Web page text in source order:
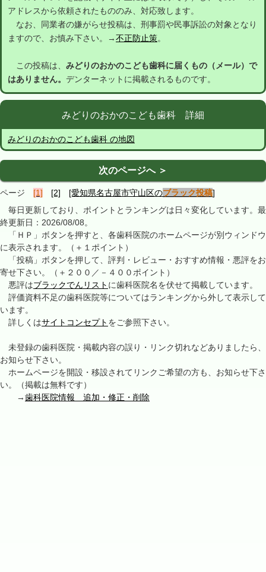
アドレスから依頼されたもののみ、対応致します。
なお、同業者の嫌がらせ投稿は、刑事罰や民事訴訟の対象となり
ますので、お慎み下さい。→不正防止策。
この投稿は、 みどりのおかのこども歯科に届くもの（メール）で
はありません。 デンターネットに掲載されるものです。
みどりのおかのこども歯科 詳細
みどりのおかのこども歯科 の地図
次のページへ ＞
ページ [1] [2] [愛知県名古屋市守山区のブラック投稿]
毎日更新しており、ポイントとランキングは日々変化しています。最
終更新日：2026/08/08。
「ＨＰ」ボタンを押すと、各歯科医院のホームページが別ウィンドウ
に表示されます。（＋１ポイント）
「投稿」ボタンを押して、評判・レビュー・おすすめ情報・悪評をお
寄せ下さい。（＋２００／－４００ポイント）
悪評はブラックでんリスト に歯科医院名を伏せて掲載しています。
評価資料不足の歯科医院等についてはランキングから外して表示して
います。
詳しくはサイトコンセプト をご参照下さい。
未登録の歯科医院・掲載内容の誤り・リンク切れなどありましたら、
お知らせ下さい。
ホームページを開設・移設されてリンクご希望の方も、お知らせ下さ
い。（掲載は無料です）
→歯科医院情報 追加・修正・削除